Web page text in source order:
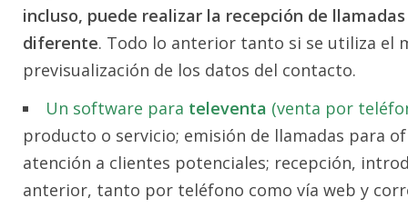
incluso, puede realizar la recepción de
diferente. Todo lo anterior tanto si se utiliza el
previsualización de los datos del contacto.
Un software para televenta (venta por
producto o servicio; emisión de llamadas para
atención a clientes potenciales; recepción,
anterior, tanto por teléfono como vía web y